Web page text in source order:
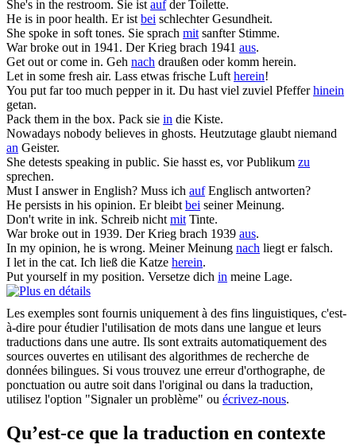
She's in the restroom. Sie istaufder Toilette.
He is in poor health. Er istbei schlechter Gesundheit.
She spoke in soft tones. Sie sprach mitsanfter Stimme.
War broke outin 1941. Der Krieg brach 1941 aus.
Get out or come in. Geh nach draußen oder komm herein.
Letin some fresh air. Lass etwas frische Luftherein!
You put far too much pepperin it. Du hast viel zuviel Pfefferhinein
getan.
Pack them in the box. Pack sie in die Kiste.
Nowadays nobody believes in ghosts. Heutzutage glaubt niemand
an Geister.
She detests speaking in public. Sie hasst es, vor Publikum zu
sprechen.
Must I answerin English? Muss ich aufEnglisch antworten?
He persists in his opinion. Er bleibtbei seiner Meinung.
Don't write in ink. Schreib nichtmitTinte.
War broke outin 1939. Der Krieg brach 1939 aus.
In my opinion, he is wrong. Meiner Meinung nach liegt er falsch.
I letin the cat. Ich ließ die Katze herein.
Put yourselfin my position. Versetze dich in meine Lage.
Les exemples sont fournis uniquement à des fins linguistiques, c'est-
à-dire pour étudier l'utilisation de mots dans une langue et leurs
traductions dans une autre. Ils sont extraits automatiquement des
sources ouvertes en utilisant des algorithmes de recherche de
données bilingues. Si vous trouvez une erreur d'orthographe, de
ponctuation ou autre soit dans l'original ou dans la traduction,
utilisez l'option "Signaler un problème" ou écrivez-nous.
Qu’est-ce que la traduction en contexte